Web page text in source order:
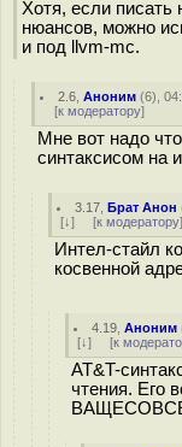
Хотя, если
нюансов, можно
и под llvm-mc.
2.6 ,Аноним (6),
[к модератору]
Мне вот надо
синтаксисом на
3.17 ,Брат Анон
[↓] [к модератору]
Интел-стайл
косвенной
4.19 ,Аноним
[↓] [к
AT&T-
чтения. Его